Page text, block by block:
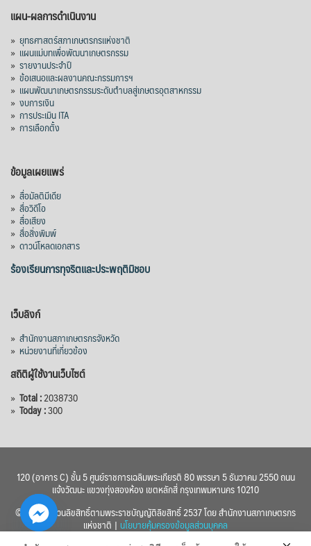
แผน-ผลการดำเนินงาน
» ยุทธศาสตร์สภาเกษตรกรแห่งชาติ
» แผนแม่บทเพื่อพัฒนาเกษตรกรรม
» รายงานประจำปี
» ข้อเสนอและผลงานคณะกรรมการฯ
» แผนพัฒนาเกษตรกรรมระดับตำบลสู่เกษตรอุตสาหกรรม
» งบการเงิน
» การประเมิน ITA
» การเลือกตั้ง
ข้อมูลเผยแพร่
» สื่อมัลติมีเดีย
» สื่อวิดีโอ
» สื่อเสียง
» สื่อสิ่งพิมพ์
» ดาวน์โหลดเอกสาร
ร้องเรียนการทุจริตและประพฤติมิชอบ
เว็บลิงก์
» สำนักงานสภาเกษตรกรจังหวัด
» หน่วยงานที่เกี่ยวข้อง
สถิติผู้ใช้งานเว็บไซต์
» Total :2038730
» Today :300
120 (อาคาร C) ชั้น 5 ศูนย์ราชการเฉลิมพระเกียรติ 80 พรรษา 5 ธันวาคม 2550 ถนน
แจ้งวัฒนะ แขวงทุ่งสองห้อง เขตหลักสี่ กรุงเทพมหานคร 10210
© 2560 สงวนลิขสิทธิ์ตามพระราชบัญญัติลิขสิทธิ์ 2537 โดย สำนักงานสภาเกษตรกร
แห่งชาติ | นโยบายคุ้มครองข้อมูลส่วนบุคคล